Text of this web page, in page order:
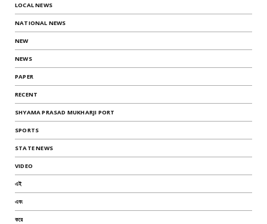
LOCAL NEWS
NATIONAL NEWS
NEW
NEWS
PAPER
RECENT
SHYAMA PRASAD MUKHARJI PORT
SPORTS
STATE NEWS
VIDEO
এই
এবং
করে